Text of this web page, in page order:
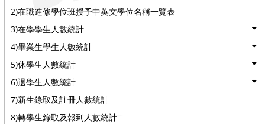
2)在職進修學位班授予中英文學位名稱一覽表
3)在學學生人數統計
4)畢業生學生人數統計
5)休學生人數統計
6)退學生人數統計
7)新生錄取及註冊人數統計
8)轉學生錄取及報到人數統計